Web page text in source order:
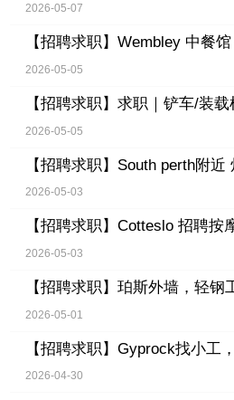
2026-05-07
【招聘求职】 Wembley 中餐
2026-05-05
【招聘求职】 求职｜铲车/装载
2026-05-05
【招聘求职】 South perth附近
2026-05-03
【招聘求职】 Cotteslo 招聘按
2026-05-03
【招聘求职】 珀斯外墙，轻钢
2026-05-01
【招聘求职】 Gyprock找小工
2026-04-30